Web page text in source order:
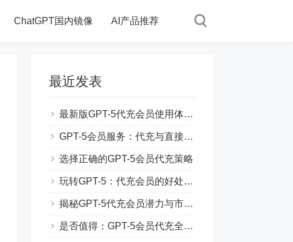
ChatGPT国内镜像 AI产品推荐
最近发表
最新版GPT-5代充会员使用体验分享
GPT-5会员服务：代充与直接购买对比
选择正确的GPT-5会员代充策略
玩转GPT-5：代充会员的好处和技巧
揭秘GPT-5代充会员潜力与市场趋势
是否值得：GPT-5会员代充全方位评测